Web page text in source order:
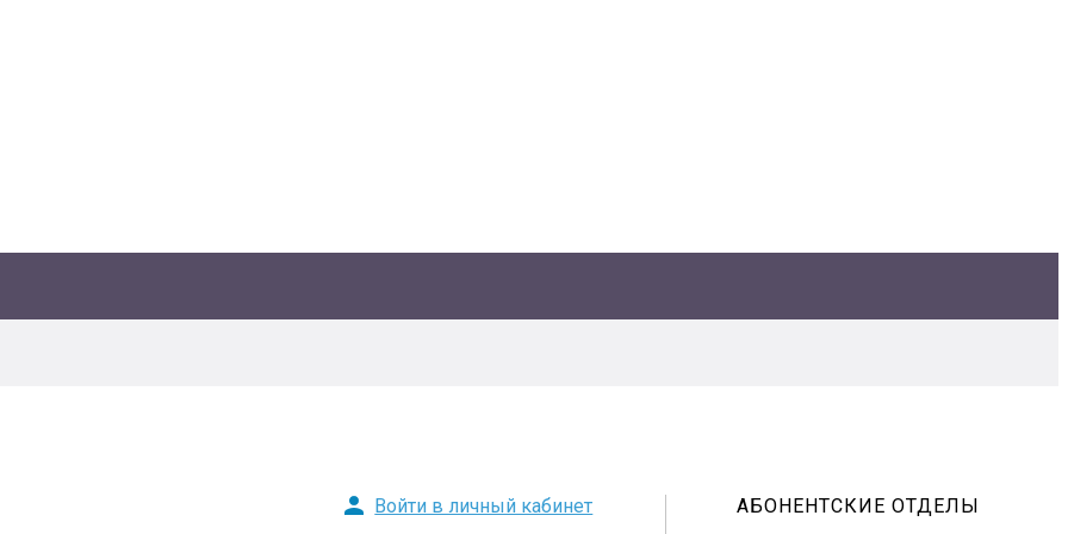
АБОНЕНТСКИЕ ОТДЕЛЫ
Войти в личный кабинет